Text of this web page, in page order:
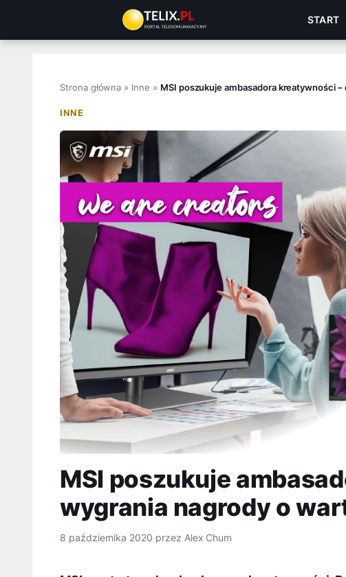
treści
START
Strona główna » Inne » MSI poszukuje ambasadora kreatywności
INNE
MSI poszukuje
wygrania nagrody o
8 października 2020 przez Alex Chum